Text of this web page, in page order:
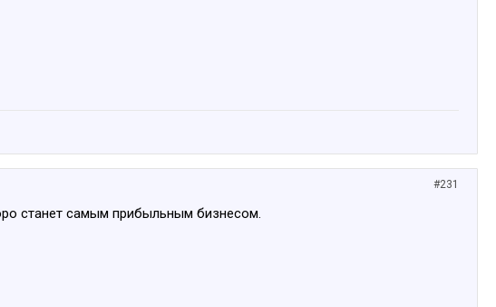
#231
станет самым прибыльным бизнесом.